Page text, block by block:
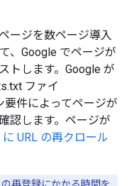
ージを数ページ導入
、Google でページが
トします。Google が
ファイ
要件によってページが
認します。ページが
に URL の再クロール